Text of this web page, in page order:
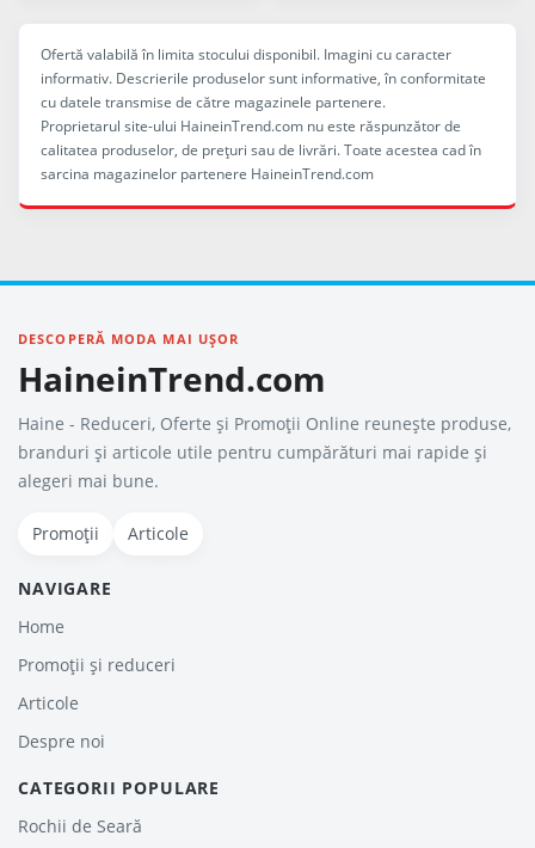
Ofertă valabilă în limita stocului disponibil. Imagini cu caracter
informativ. Descrierile produselor sunt informative, în conformitate
cu datele transmise de către magazinele partenere.
Proprietarul site-ului HaineinTrend.com nu este răspunzător de
calitatea produselor, de preţuri sau de livrări. Toate acestea cad în
sarcina magazinelor partenere HaineinTrend.com
DESCOPERĂ MODA MAI UȘOR
HaineinTrend.com
Haine - Reduceri, Oferte şi Promoţii Online reunește produse,
branduri și articole utile pentru cumpărături mai rapide și
alegeri mai bune.
Promoții Articole
NAVIGARE
Home
Promoții și reduceri
Articole
Despre noi
CATEGORII POPULARE
Rochii de Seară